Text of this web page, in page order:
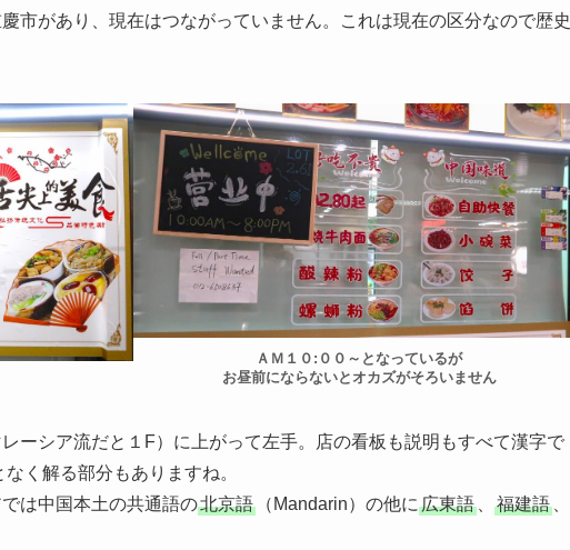
市があり、現在はつながっていません。これは現在の区分なので歴史
ＡＭ１０:００～となっているが
お昼前にならないとオカズがそろいません
ーシア流だと１F）に上がって左手。店の看板も説明もすべて漢字で
く解る部分もありますね。
は中国本土の共通語の北京語 （Mandarin）の他に 広東語 福建語